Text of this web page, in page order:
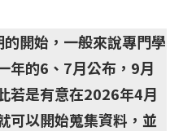
開始，一般來說專門學
年的6、7月公布，9月
若是有意在2026年4月
可以開始蒐集資料，並